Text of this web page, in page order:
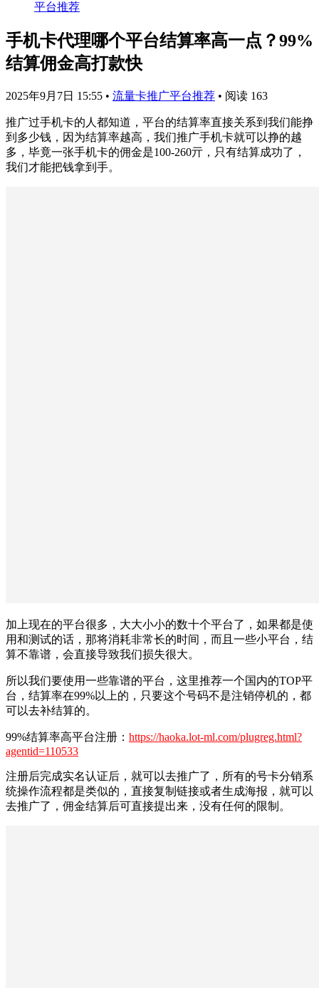
平台推荐
手机卡代理哪个平台结算率高一点？99%
结算佣金高打款快
2025年9月7日 15:55 • 流量卡推广平台推荐 • 阅读 163
推广过手机卡的人都知道，平台的结算率直接关系到我们能挣
到多少钱，因为结算率越高，我们推广手机卡就可以挣的越
多，毕竟一张手机卡的佣金是100-260亓，只有结算成功了，
我们才能把钱拿到手。
加上现在的平台很多，大大小小的数十个平台了，如果都是使
用和测试的话，那将消耗非常长的时间，而且一些小平台，结
算不靠谱，会直接导致我们损失很大。
所以我们要使用一些靠谱的平台，这里推荐一个国内的TOP平
台，结算率在99%以上的，只要这个号码不是注销停机的，都
可以去补结算的。
99%结算率高平台注册： https://haoka.lot-ml.com/plugreg.html?
agentid=110533
注册后完成实名认证后，就可以去推广了，所有的号卡分销系
统操作流程都是类似的，直接复制链接或者生成海报，就可以
去推广了，佣金结算后可直接提出来，没有任何的限制。